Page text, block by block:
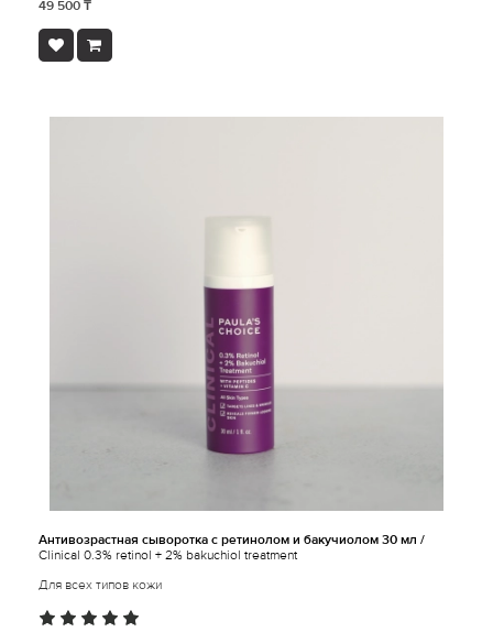
49 500 ₸
Антивозрастная сыворотка с ретинолом и бакучиолом 30 мл /
Clinical 0.3% retinol + 2% bakuchiol treatment
Для всех типов кожи